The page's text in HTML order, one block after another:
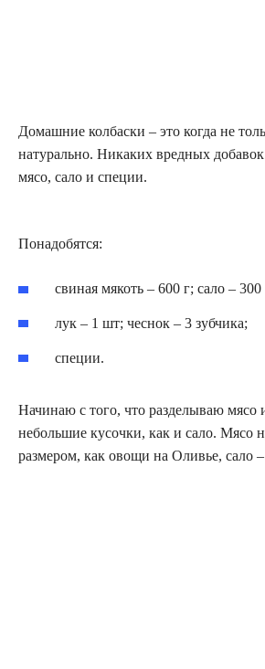
Домашние колбаски – это когда не
натурально. Никаких вредных
мясо, сало и специи.
Понадобятся:
свиная мякоть – 600 г; сало – 300
лук – 1 шт; чеснок – 3 зубчика;
специи.
Начинаю с того, что разделываю мясо
небольшие кусочки, как и сало. Мясо
размером, как овощи на Оливье, сало